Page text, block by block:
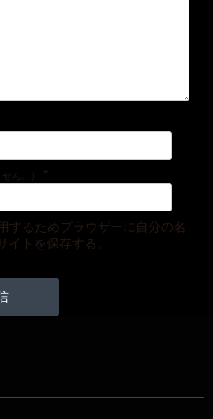
ん。） *
するためブラウザーに自分の名
イトを保存する。